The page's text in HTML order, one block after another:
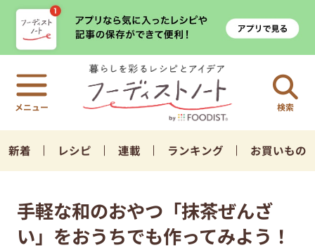
検索
新着 レシピ 連載 ランキング お買いもの
手軽な和のおやつ「抹茶ぜんざ
い」をおうちでも作ってみよう！